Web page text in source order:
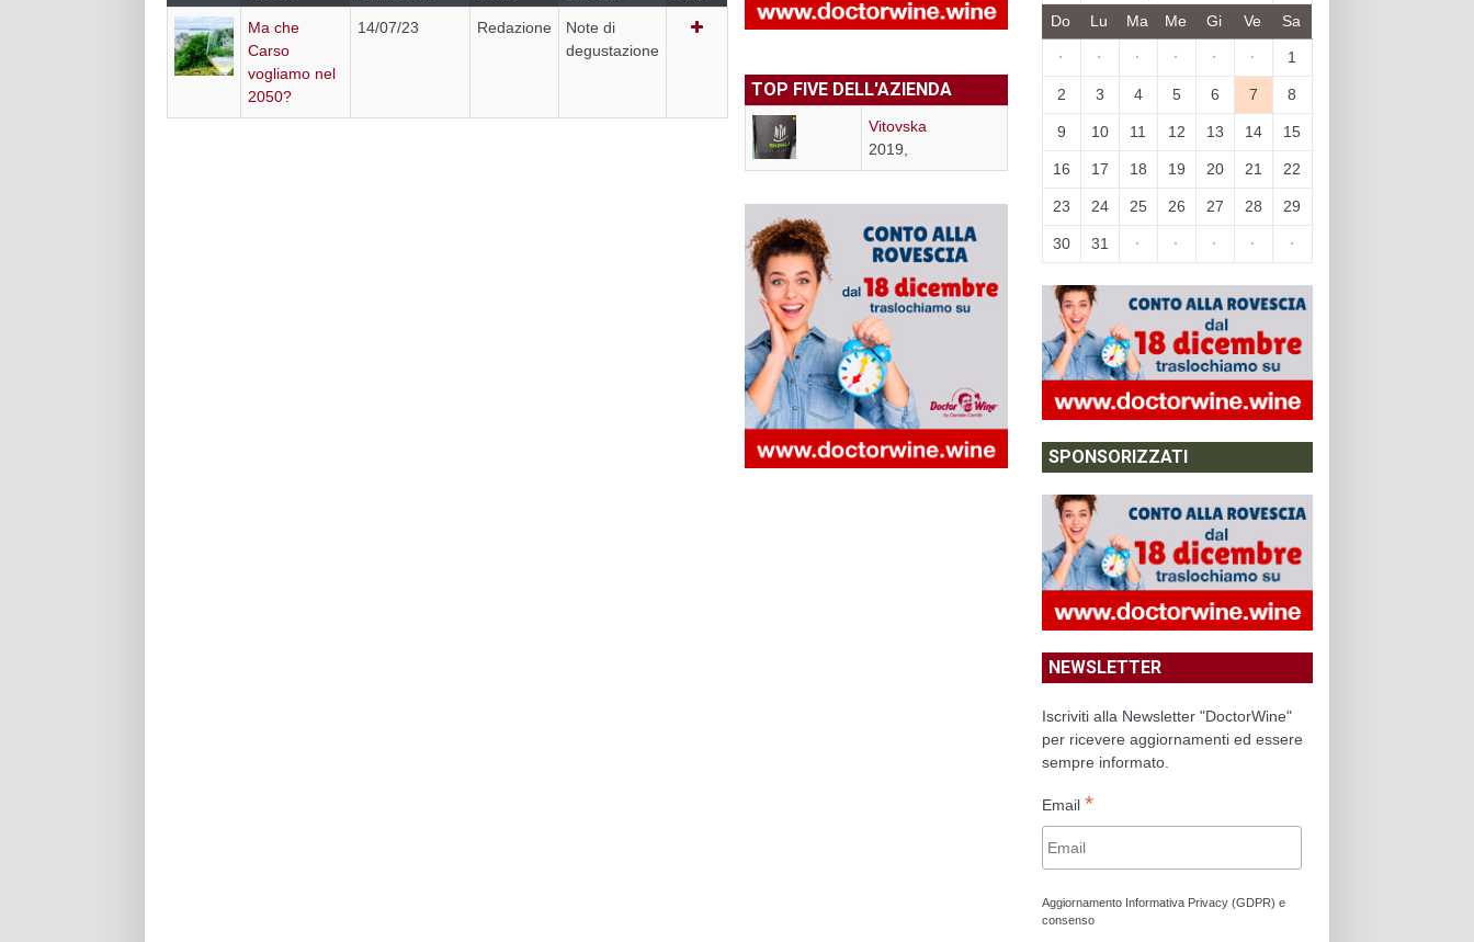
Ma che
Carso
vogliamo nel
2050?
14/07/23 Redazione
Note di
degustazione
TOP FIVE DELL'AZIENDA
Vitovska
2019,
Do Lu Ma Me Gi Ve Sa
· · · · · · 1
2 3 4 5 6 7 8
9 10 11 12 13 14 15
16 17 18 19 20 21 22
23 24 25 26 27 28 29
30 31 · · · · ·
SPONSORIZZATI
NEWSLETTER
Iscriviti alla Newsletter "DoctorWine"
per ricevere aggiornamenti ed essere
sempre informato.
Email *
Aggiornamento Informativa Privacy (GDPR) e
consenso